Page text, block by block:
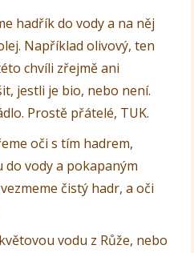
hadřík do vody a na něj
Například olivový, ten
chvíli zřejmě ani
jestli je bio, nebo není.
Prostě přátelé, TUK.
oči s tím hadrem,
vody a pokapaným
čistý hadr, a oči
vodu z Růže, nebo